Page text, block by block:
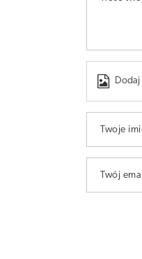
Dodaj
Twoje
Twój